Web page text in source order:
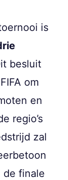
is
besluit
om
en
regio’s
zal
de finale